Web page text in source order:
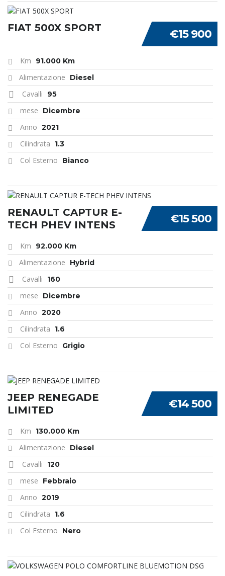
€15 900
FIAT 500X SPORT
Km 91.000 Km
Alimentazione Diesel
Cavalli 95
mese Dicembre
Anno 2021
Cilindrata 1.3
Col Esterno Bianco
€15 500
RENAULT CAPTUR E-
TECH PHEV INTENS
Km 92.000 Km
Alimentazione Hybrid
Cavalli 160
mese Dicembre
Anno 2020
Cilindrata 1.6
Col Esterno Grigio
€14 500
JEEP RENEGADE
LIMITED
Km 130.000 Km
Alimentazione Diesel
Cavalli 120
mese Febbraio
Anno 2019
Cilindrata 1.6
Col Esterno Nero